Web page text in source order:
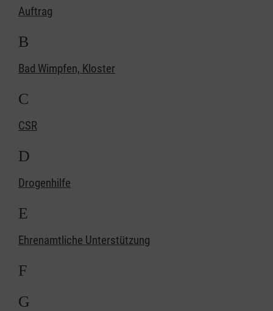
Auftrag
B
Bad Wimpfen, Kloster
C
CSR
D
Drogenhilfe
E
Ehrenamtliche Unterstützung
F
G